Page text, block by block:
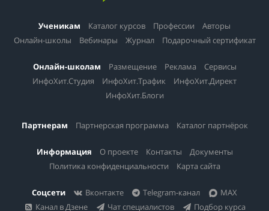
Ученикам Каталог курсов Профессии
Авторы
Онлайн-школы
Вебинары Журнал Подарочный сертификат
Онлайн-школам Размещение Реклама
Сервисы
ИнфоХит.Студия
ИнфоХит.Трафик
ИнфоХит.Директ
ИнфоХит.Блоги
Партнерам Партнерская программа Каталог партнёрок
Информация О проекте Контакты
Документы
Политика конфиденциальности
Карта сайта
Соцсети Вконтакте Telegram-канал
MAX
Канал в Дзене
Чат специалистов Подбор курса